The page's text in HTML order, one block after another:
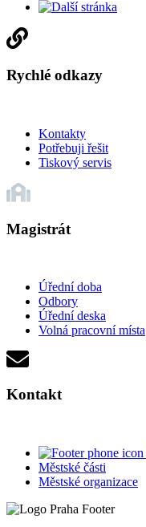
Rychlé odkazy
Kontakty
Potřebuji řešit
Tiskový servis
Magistrát
Úřední doba
Odbory
Úřední deska
Volná pracovní místa
Kontakt
Městské části
Městské organizace